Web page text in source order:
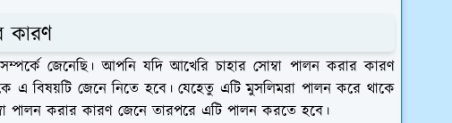
কারণ
জেনেছি। আপনি যদি আখেরি চাহার সোম্বা পালন করার কারণ
এ বিষয়টি জেনে নিতে হবে। যেহেতু এটি মুসলিমরা পালন করে থাকে
পালন করার কারণ জেনে তারপরে এটি পালন করতে হবে।